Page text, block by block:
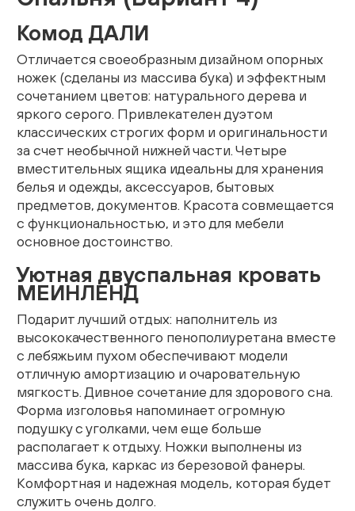
Живопись
Комоды
Тумбы
Пуфы и банкетки
Подушки
Матрасы
Распродажа
Комнаты
Спальня
Гостиная
Детская
Кухня
Доставка и оплата
Комод ДАЛИ
Отличается своеобразным дизайном опорных
ножек (сделаны из массива бука) и эффектным
сочетанием цветов: натурального дерева и
яркого серого. Привлекателен дуэтом
классических строгих форм и оригинальности
за счет необычной нижней части. Четыре
вместительных ящика идеальны для хранения
белья и одежды, аксессуаров, бытовых
предметов, документов. Красота совмещается
с функциональностью, и это для мебели
основное достоинство.
Уютная двуспальная кровать
МЕИНЛЕНД
Подарит лучший отдых: наполнитель из
высококачественного пенополиуретана вместе
с лебяжьим пухом обеспечивают модели
отличную амортизацию и очаровательную
мягкость. Дивное сочетание для здорового сна.
Форма изголовья напоминает огромную
подушку с уголками, чем еще больше
располагает к отдыху. Ножки выполнены из
массива бука, каркас из березовой фанеры.
Комфортная и надежная модель, которая будет
служить очень долго.